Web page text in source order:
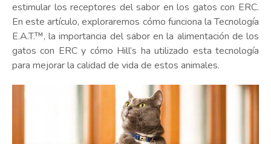
estimular los receptores del sabor en los gatos con ERC.
En este artículo, exploraremos cómo funciona la Tecnología
E.A.T.™, la importancia del sabor en la alimentación de los
gatos con ERC y cómo Hill’s ha utilizado esta tecnología
para mejorar la calidad de vida de estos animales.